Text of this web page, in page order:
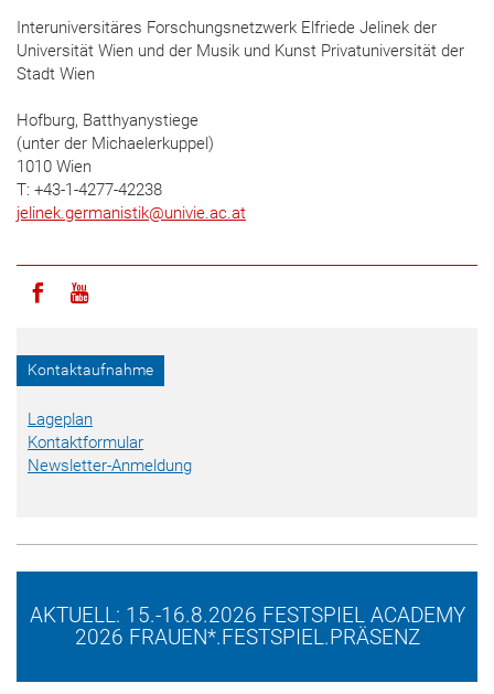
Interuniversitäres Forschungsnetzwerk Elfriede Jelinek der
Universität Wien und der Musik und Kunst Privatuniversität der
Stadt Wien
Hofburg, Batthyanystiege
(unter der Michaelerkuppel)
1010 Wien
T: +43-1-4277-42238
jelinek.germanistik@univie.ac.at
Icon facebook
Icon youtube
Kontaktaufnahme
Lageplan
Kontaktformular
Newsletter-Anmeldung
AKTUELL: 15.-16.8.2026 FESTSPIEL ACADEMY
2026 FRAUEN*.FESTSPIEL.PRÄSENZ